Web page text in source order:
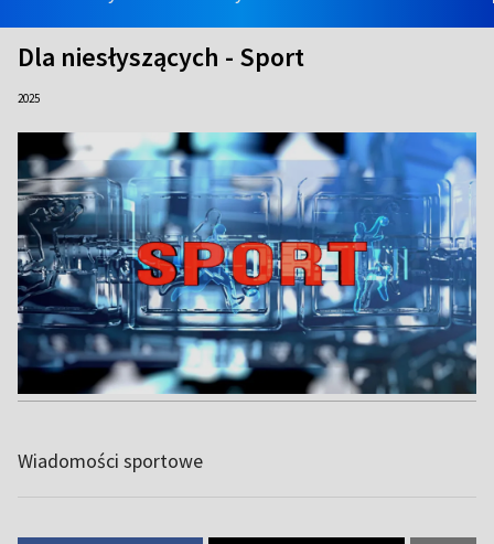
Dla niesłyszących - Sport
2025
Wiadomości sportowe